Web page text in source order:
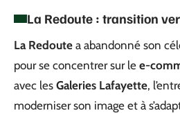
La Redoute : transition
La Redoute a abandonné son
pour se concentrer sur le e-
avec les Galeries Lafayette,
moderniser son image et à